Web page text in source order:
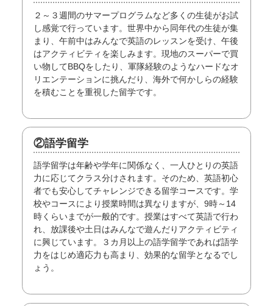
２～３週間のサマープログラムなど多くの生徒がお試
し感覚で行っています。世界中から同年代の生徒が集
まり、午前中はみんなで英語のレッスンを受け、午後
はアクティビティを楽しみます。現地のスーパーで買
い物してBBQをしたり、軍隊経験のようなハードなオ
リエンテーションに挑んだり、海外で何かしらの経験
を積むことを重視した留学です。
②語学留学
語学留学は年齢や学年に関係なく、一人ひとりの英語
力に応じてクラス分けされます。そのため、英語初心
者でも安心してチャレンジできる留学コースです。学
校やコースにより授業時間は異なりますが、9時～14
時くらいまでが一般的です。授業はすべて英語で行わ
れ、放課後や土日はみんなで遊んだりアクティビティ
に興じています。３カ月以上の語学留学であれば語学
力をはじめ適応力も高まり、効果的な留学となるでし
ょう。